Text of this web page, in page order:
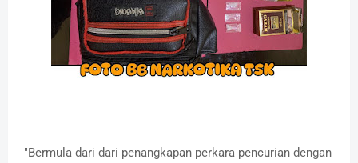
"Bermula dari dari penangkapan perkara pencurian dengan